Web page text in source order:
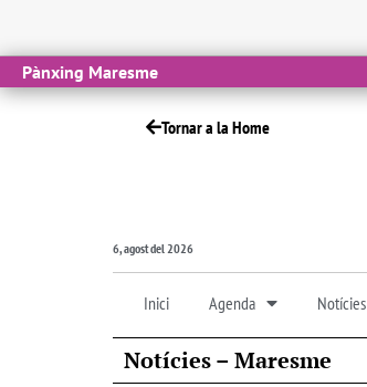
Pànxing Maresme
Tornar a la Home
6, agost del 2026
Inici Agenda Notícies
Notícies – Maresme